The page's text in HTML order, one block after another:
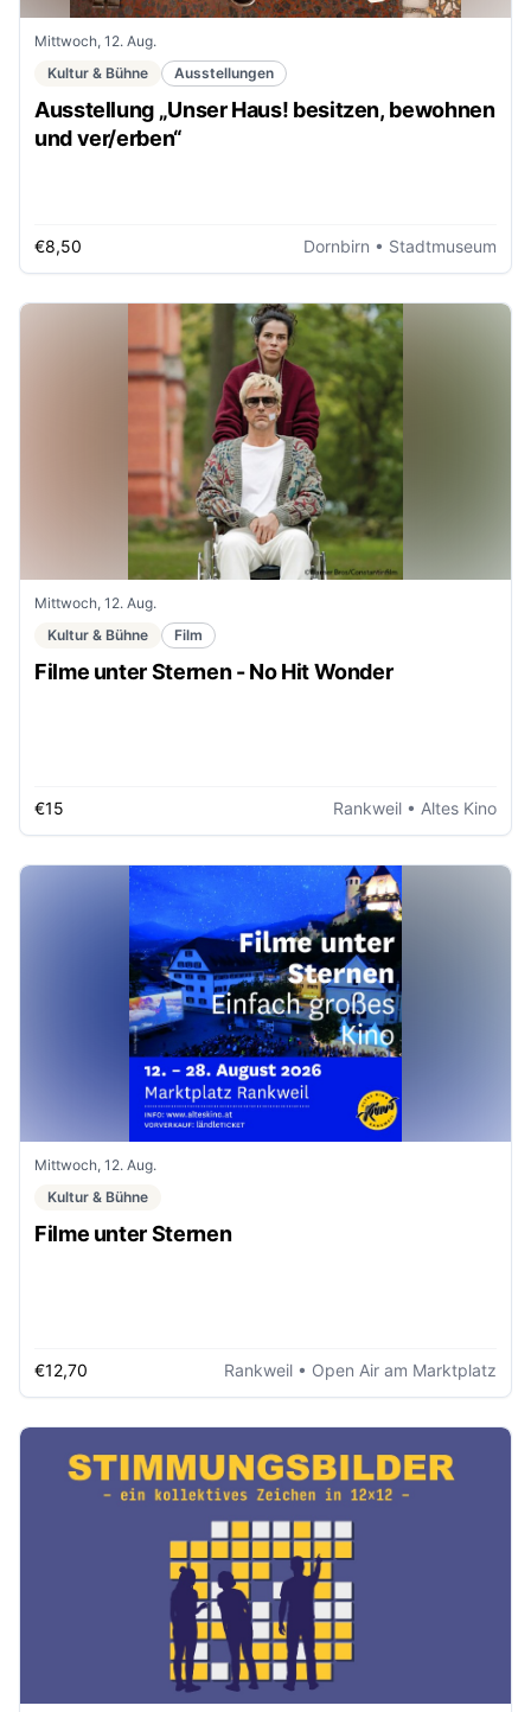
Mittwoch, 12. Aug.
Kultur & Bühne
Ausstellungen
Ausstellung „Unser Haus! besitzen, bewohnen
und ver/erben“
€8,50 Dornbirn • Stadtmuseum
Mittwoch, 12. Aug.
Kultur & Bühne
Film
Filme unter Sternen - No Hit Wonder
€15 Rankweil • Altes Kino
Mittwoch, 12. Aug.
Kultur & Bühne
Filme unter Sternen
€12,70 Rankweil • Open Air am Marktplatz